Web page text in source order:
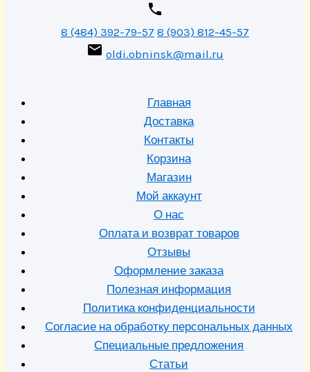

8 (484) 392-79-57 8 (903) 812-45-57
 oldi.obninsk@mail.ru
Главная
Доставка
Контакты
Корзина
Магазин
Мой аккаунт
О нас
Оплата и возврат товаров
Отзывы
Оформление заказа
Полезная информация
Политика конфиденциальности
Согласие на обработку персональных данных
Специальные предложения
Статьи